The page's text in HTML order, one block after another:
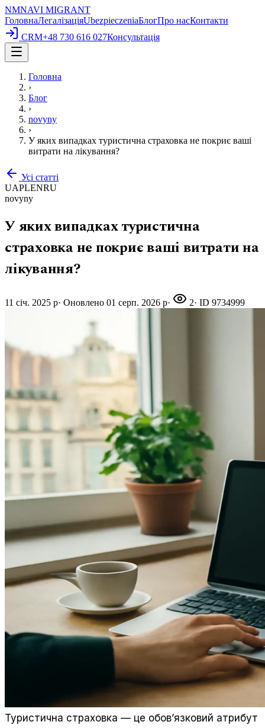
NMNAVI MIGRANT
ГоловнаЛегалізаціяUbezpieczeniaБлогПро насКонтакти
CRM+48 730 616 027Консультація
Головна
›
Блог
›
novyny
›
У яких випадках туристична страховка не покриє ваші
витрати на лікування?
Усі статті
UAPLENRU
novyny
У яких випадках туристична
страховка не покриє ваші витрати на
лікування?
11 січ. 2025 р· Оновлено 01 серп. 2026 р· 2· ID 9734999
Туристична страховка — це обов’язковий атрибут